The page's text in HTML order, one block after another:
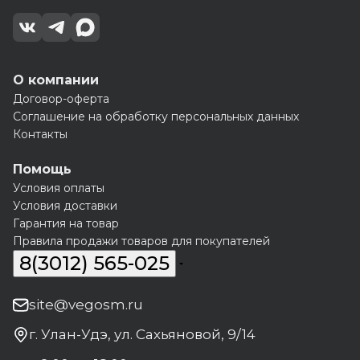
О компании
Договор-оферта
Соглашение на обработку персональных данных
Контакты
Помощь
Условия оплаты
Условия доставки
Гарантия на товар
Правила продажи товаров для покупателей
8(3012) 565-025
site@vegosm.ru
г. Улан-Удэ, ул. Сахьяновой, 9/14